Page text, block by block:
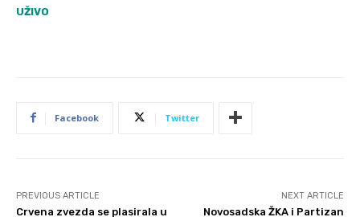
UŽIVO
Facebook Twitter
PREVIOUS ARTICLE
Crvena zvezda se plasirala u
NEXT ARTICLE
Novosadska ŽKA i Partizan